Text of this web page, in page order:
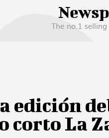
edición
corto La